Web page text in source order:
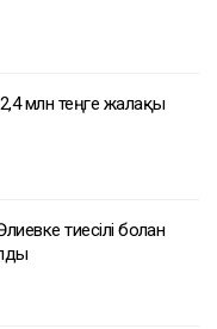
млн теңге жалақы
тиесілі болған